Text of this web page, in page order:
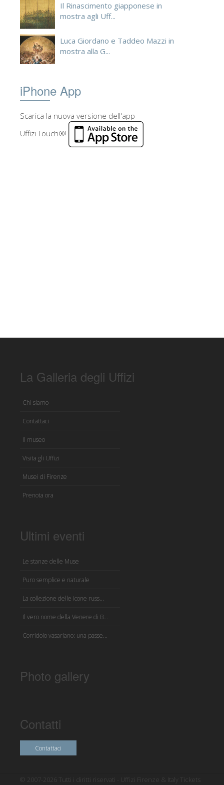
Il Rinascimento giapponese in
mostra agli Uff...
Luca Giordano e Taddeo Mazzi in
mostra alla G...
iPhone App
Scarica la nuova versione dell'app
Uffizi Touch®!
La Galleria degli Uffizi
Chi siamo
Contattaci
Il museo
Visita gli Uffizi
Musei di Firenze
Prenota ora
Ultimi eventi
Le stanze delle Muse
Puro semplice e naturale
La collezione delle icone russ...
Il vero nome della Venere di B...
Corridoio vasariano: una passe...
Photo gallery
Contatti
Contattaci
© 2007-2026 Tutti i diritti riservati - Uffizi Firenze & Italy Tickets